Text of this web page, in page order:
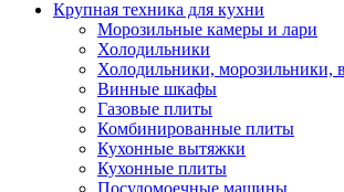
Крупная техника для кухни
Морозильные камеры и лари
Холодильники
Холодильники,
Винные шкафы
Газовые плиты
Комбинированные плиты
Кухонные вытяжки
Кухонные плиты
Посудомоечные машины